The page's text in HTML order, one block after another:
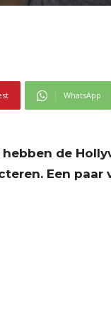
WhatsApp
de
Een paar